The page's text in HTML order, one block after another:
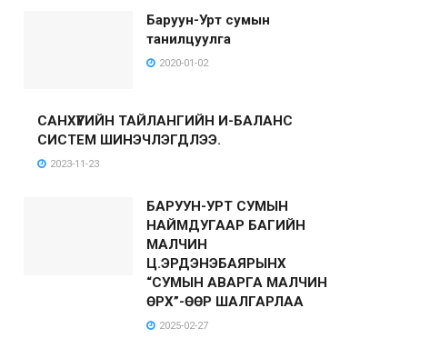
Баруун-Урт сумын
танилцуулга
2020-01-02
САНХҮҮГИЙН ТАЙЛАНГИЙН И-БАЛАНС
СИСТЕМ ШИНЭЧЛЭГДЛЭЭ.
2023-11-23
БАРУУН-УРТ СУМЫН
НАЙМДУГААР БАГИЙН
МАЛЧИН
Ц.ЭРДЭНЭБАЯРЫНХ
“СУМЫН АВАРГА МАЛЧИН
ӨРХ”-ӨӨР ШАЛГАРЛАА
2025-02-27